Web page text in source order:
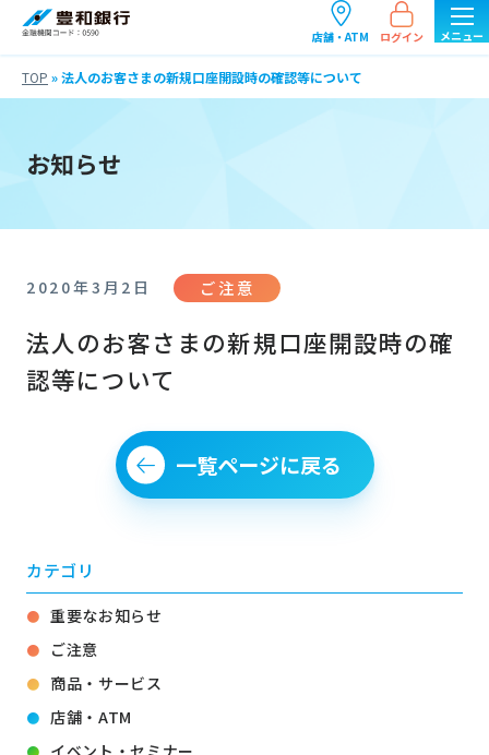
店舗・ATM ログイン
TOP »法人のお客さまの新規口座開設時の確認等について
お知らせ
2020年3月2日 ご注意
法人のお客さまの新規口座開設時の確
認等について
一覧ページに戻る
カテゴリ
重要なお知らせ
ご注意
商品・サービス
店舗・ATM